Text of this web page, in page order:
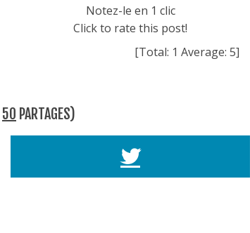
Notez-le en 1 clic
Click to rate this post!
[Total: 1 Average: 5]
50 PARTAGES)